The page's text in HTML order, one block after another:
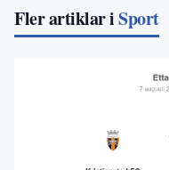
Fler artiklar iSport